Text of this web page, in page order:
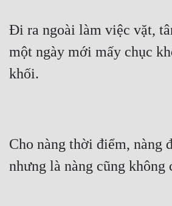
Đi ra ngoài làm việc vặt,
một ngày mới mấy chục
khối.
Cho nàng thời điểm, nàng
nhưng là nàng cũng không